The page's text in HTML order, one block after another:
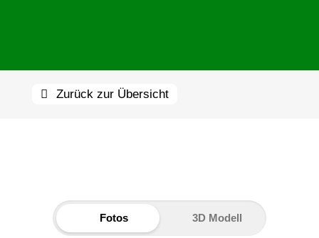
Zurück zur Übersicht
Fotos 3D Modell